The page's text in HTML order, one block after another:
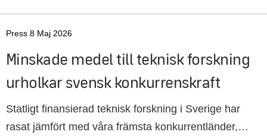
ingenjörsutbildning och praktisk tillämpning. Andrea
Eriksson betonar ledarskapets centrala roll i hållbar
organisatorisk design.
Press 8 Maj 2026
Minskade medel till teknisk forskning
urholkar svensk konkurrenskraft
Statligt finansierad teknisk forskning i Sverige har
rasat jämfört med våra främsta konkurrentländer,